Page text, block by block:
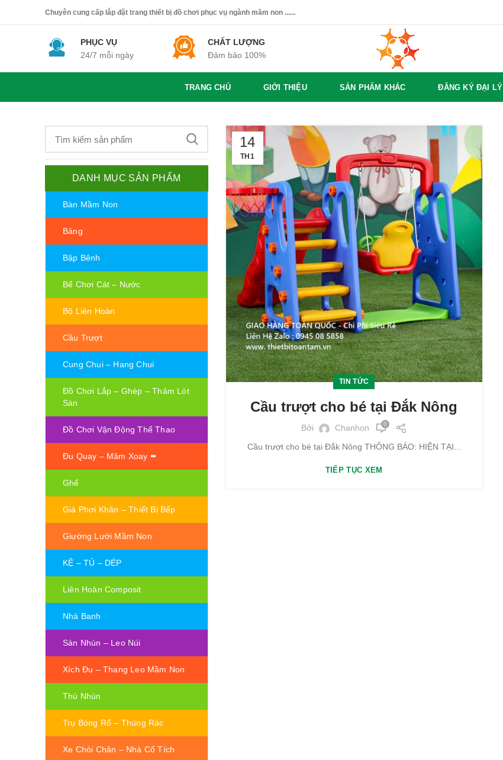
Chuyên cung cấp lắp đặt trang thiết bị đồ chơi phục vụ ngành mầm non ......
PHỤC VỤ
24/7 mỗi ngày
CHẤT LƯỢNG
Đảm bảo 100%
TRANG CHỦ GIỚI THIỆU SẢN PHẨM KHÁC ĐĂNG KÝ ĐẠI LÝ
14
TH1
TIN TỨC
Cầu trượt cho bé tại Đắk Nông
Bởi Chanhon 0
Cầu trượt cho bé tại Đắk Nông THÔNG BÁO: HIỆN TẠI...
TIẾP TỤC XEM
DANH MỤC SẢN PHẨM
Bàn Mầm Non
Bảng
Bập Bênh
Bể Chơi Cát – Nước
Bộ Liên Hoàn
Cầu Trượt
Cung Chui – Hang Chui
Đồ Chơi Lắp – Ghép – Thảm Lót
Sàn
Đồ Chơi Vận Động Thể Thao
Đu Quay – Mâm Xoay
Ghế
Giá Phơi Khăn – Thiết Bị Bếp
Giường Lưới Mầm Non
KỆ – TỦ – DÉP
Liên Hoàn Composit
Nhà Banh
Sàn Nhún – Leo Núi
Xích Đu – Thang Leo Mầm Non
Thú Nhún
Trụ Bóng Rổ – Thùng Rác
Xe Chòi Chân – Nhà Cổ Tích